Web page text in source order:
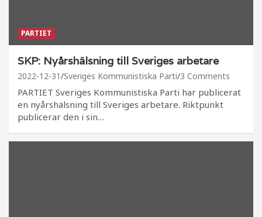
PARTIET
SKP: Nyårshälsning till Sveriges arbetare
2022-12-31 Sveriges Kommunistiska Parti 3 Comments
PARTIET Sveriges Kommunistiska Parti har publicerat
en nyårshälsning till Sveriges arbetare. Riktpunkt
publicerar den i sin…